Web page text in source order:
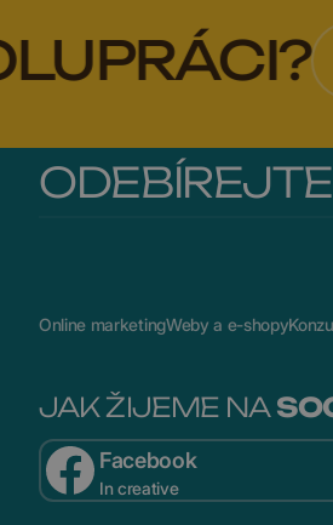
Online marketingWeby a e-shopy
JAK ŽIJEME NA
Facebook
In creative